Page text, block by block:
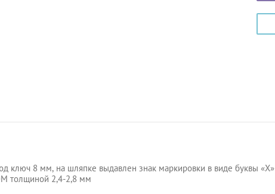
ключ 8 мм, на шляпке выдавлен знак маркировки в виде буквы «Х»
толщиной 2,4-2,8 мм